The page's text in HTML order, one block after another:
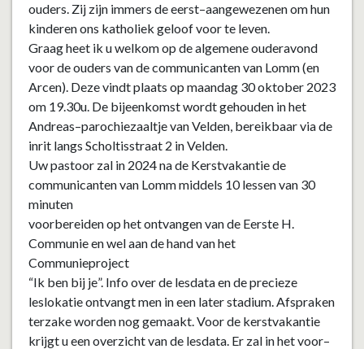
ouders. Zij zijn immers de eerst–aangewezenen om hun
kinderen ons katholiek geloof voor te leven.
Graag heet ik u welkom op de algemene ouderavond
voor de ouders van de communicantenvan Lomm(en
Arcen). Deze vindt plaats op maandag 30 oktober 2023
om 19.30u. De bijeenkomst wordt gehouden inhet
Andreas–parochiezaaltjevan Velden, bereikbaar via de
inrit langs Scholtisstraat 2 in Velden.
Uw pastoor zal in 2024na de Kerstvakantiede
communicantenvan Lommmiddels 10 lessen van 30
minuten
voorbereidenop het ontvangen van de Eerste H.
Communie en wel aan de hand van het
Communieproject
“Ik ben bij je”. Info over de lesdata en de precieze
leslokatie ontvangt men in een laterstadium.Afspraken
terzake worden nog gemaakt.Voor de kerstvakantie
krijgt ueen overzichtvan de lesdata. Er zal in hetvoor–